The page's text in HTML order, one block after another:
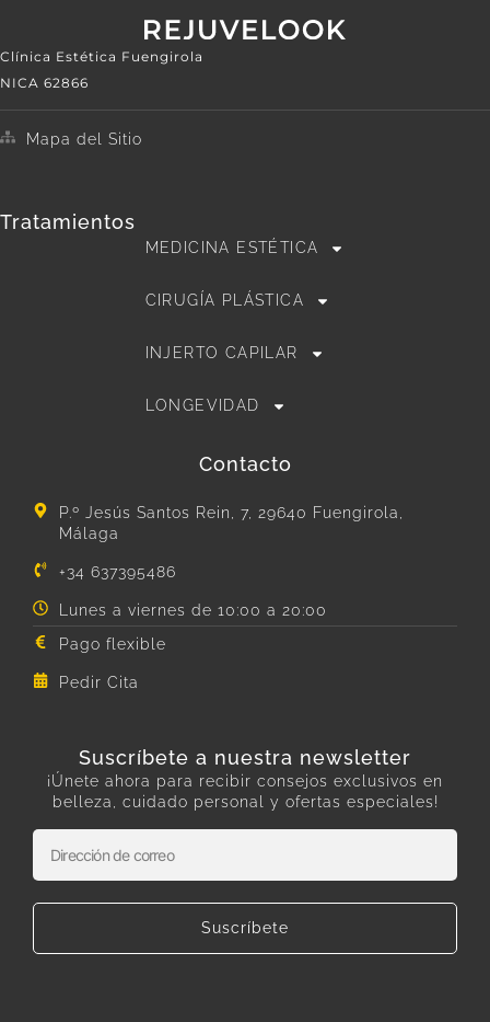
Clínica Estética Fuengirola
NICA 62866
Mapa del Sitio
Tratamientos
MEDICINA ESTÉTICA
CIRUGÍA PLÁSTICA
INJERTO CAPILAR
LONGEVIDAD
Contacto
P.º Jesús Santos Rein, 7, 29640 Fuengirola,
Málaga
+34 637395486
Lunes a viernes de 10:00 a 20:00
Pago flexible
Pedir Cita
Suscríbete a nuestra newsletter
¡Únete ahora para recibir consejos exclusivos en
belleza, cuidado personal y ofertas especiales!
Suscríbete